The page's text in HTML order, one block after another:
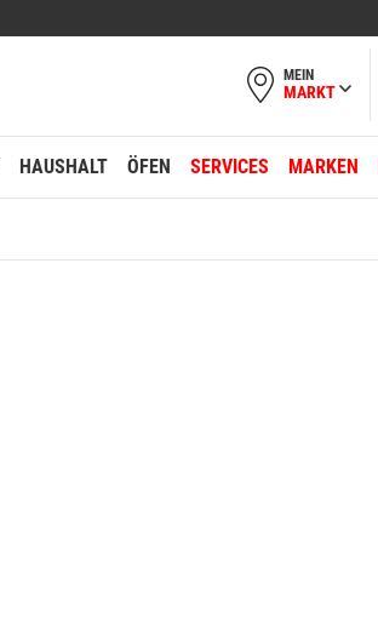
MEIN
MARKT
HAUSHALT ÖFEN SERVICES MARKEN